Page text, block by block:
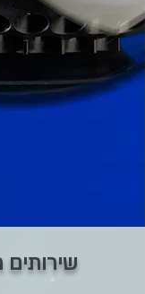
שירותים